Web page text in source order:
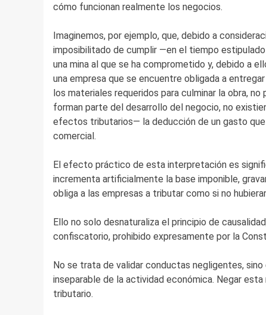
cómo funcionan realmente los negocios.
Imaginemos, por ejemplo, que, debido a
imposibilitado de cumplir —en el tiempo
una mina al que se ha comprometido y, debido a
una empresa que se encuentre obligada a
los materiales requeridos para culminar la obra,
forman parte del desarrollo del negocio, no
efectos tributarios— la deducción de un gasto
comercial.
El efecto práctico de esta interpretación es
incrementa artificialmente la base imponible,
obliga a las empresas a tributar como si no
Ello no solo desnaturaliza el principio de
confiscatorio, prohibido expresamente por la
No se trata de validar conductas negligentes,
inseparable de la actividad económica. Negar
tributario.